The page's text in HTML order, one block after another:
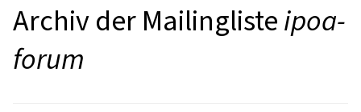
Archiv der Mailinglisteipoa-
forum